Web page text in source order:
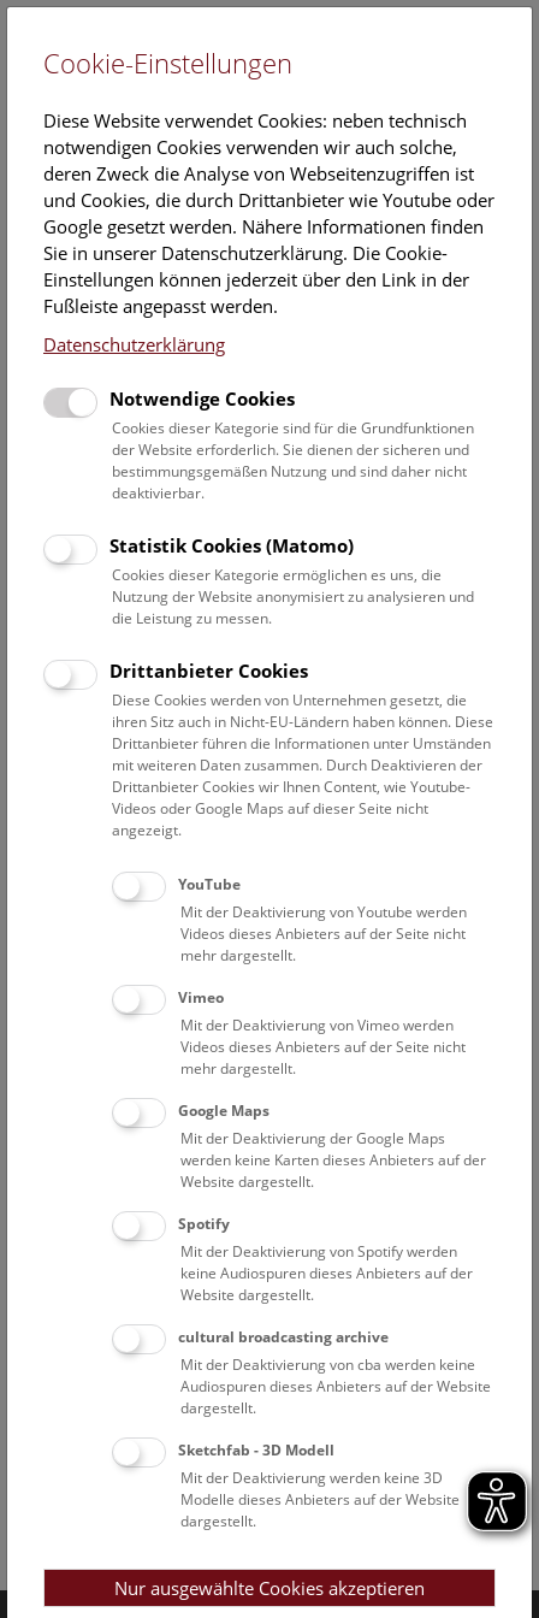
EN
Veranstaltungskalender
Informationen zu Gruppen,- Kindergarten- und
Schulprogrammen finden Siehier
Datumsfilter
1.8.2019
Datum auswählen
Erweiterte Suche
Filter zurücksetzen
1. August 2019
Bisher keine Ergebnisse. Dienstags ist das NHM Wien
in der Regel geschlossen. Ausnahmen finden sie
Eine Nacht im Museum
Cookie-Einstellungen
Diese Website verwendet Cookies: neben technisch
notwendigen Cookies verwenden wir auch solche,
deren Zweck die Analyse von Webseitenzugriffen ist
und Cookies, die durch Drittanbieter wie Youtube oder
Google gesetzt werden. Nähere Informationen finden
Sie in unserer Datenschutzerklärung. Die Cookie-
Einstellungen können jederzeit über den Link in der
Fußleiste angepasst werden.
Datenschutzerklärung
Notwendige Cookies
Cookies dieser Kategorie sind für die Grundfunktionen
der Website erforderlich. Sie dienen der sicheren und
bestimmungsgemäßen Nutzung und sind daher nicht
deaktivierbar.
Statistik Cookies (Matomo)
Cookies dieser Kategorie ermöglichen es uns, die
Nutzung der Website anonymisiert zu analysieren und
die Leistung zu messen.
Drittanbieter Cookies
Diese Cookies werden von Unternehmen gesetzt, die
ihren Sitz auch in Nicht-EU-Ländern haben können. Diese
Drittanbieter führen die Informationen unter Umständen
mit weiteren Daten zusammen. Durch Deaktivieren der
Drittanbieter Cookies wir Ihnen Content, wie Youtube-
Videos oder Google Maps auf dieser Seite nicht
angezeigt.
YouTube
Mit der Deaktivierung von Youtube werden
Videos dieses Anbieters auf der Seite nicht
mehr dargestellt.
Vimeo
Mit der Deaktivierung von Vimeo werden
Videos dieses Anbieters auf der Seite nicht
mehr dargestellt.
Google Maps
Mit der Deaktivierung der Google Maps
werden keine Karten dieses Anbieters auf der
Website dargestellt.
Spotify
Mit der Deaktivierung von Spotify werden
keine Audiospuren dieses Anbieters auf der
Website dargestellt.
cultural broadcasting archive
Mit der Deaktivierung von cba werden keine
Audiospuren dieses Anbieters auf der Website
dargestellt.
Sketchfab - 3D Modell
Mit der Deaktivierung werden keine 3D
Modelle dieses Anbieters auf der Website
dargestellt.
Nur ausgewählte Cookies akzeptieren